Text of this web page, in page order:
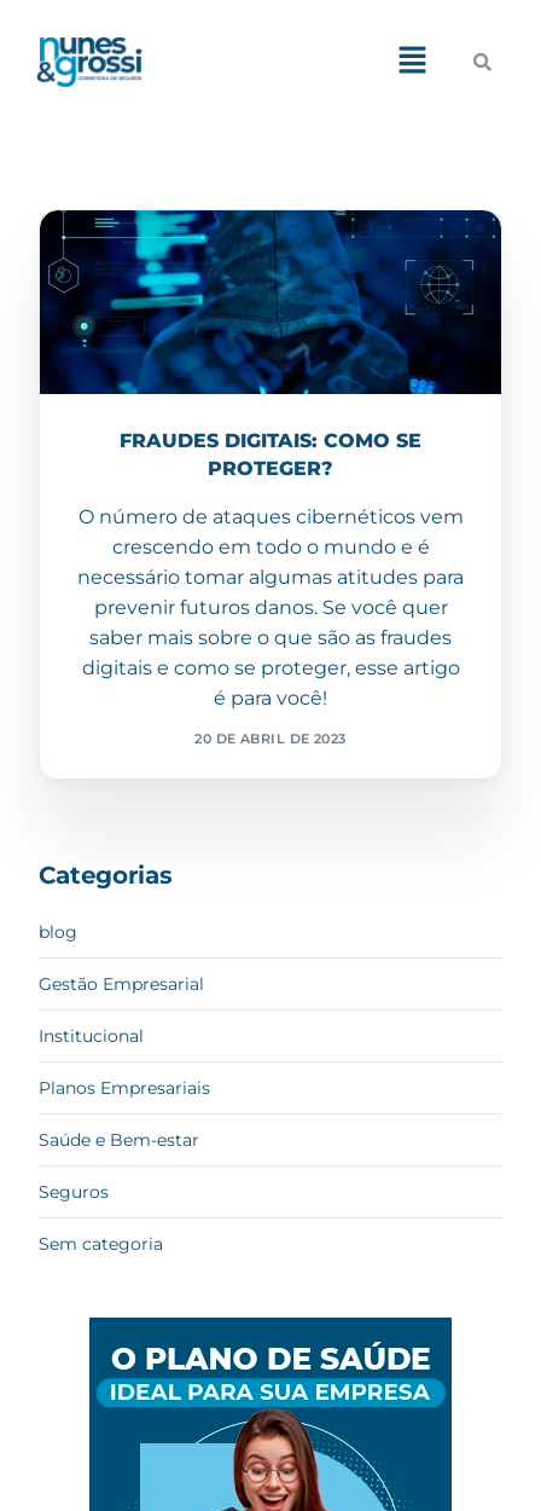
FRAUDES DIGITAIS: COMO SE
PROTEGER?
O número de ataques cibernéticos vem
crescendo em todo o mundo e é
necessário tomar algumas atitudes para
prevenir futuros danos. Se você quer
saber mais sobre o que são as fraudes
digitais e como se proteger, esse artigo
é para você!
20 DE ABRIL DE 2023
Categorias
blog
Gestão Empresarial
Institucional
Planos Empresariais
Saúde e Bem-estar
Seguros
Sem categoria
Features
Portfolio